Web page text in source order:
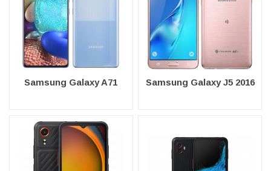
Samsung Galaxy A71 Samsung Galaxy J5 2016